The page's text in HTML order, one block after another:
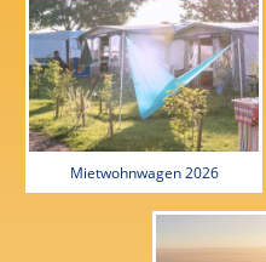
Mietwohnwagen 2026